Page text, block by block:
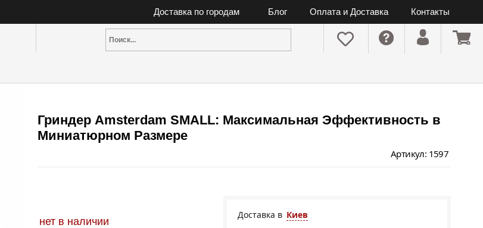
Доставка по городам Блог Оплата и Доставка Контакты
Гриндер Amsterdam SMALL: Максимальная Эффективность в
Миниатюрном Размере
Артикул: 1597
нет в наличии
Доставка в Киев